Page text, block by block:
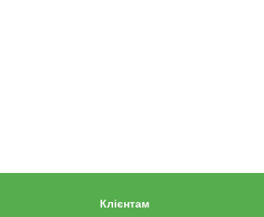
Клієнтам